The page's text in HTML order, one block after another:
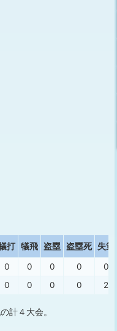
打 犠飛 盗塁 盗塁死 失策
0 0 0 0 0
0 0 0 0 2
計４大会。